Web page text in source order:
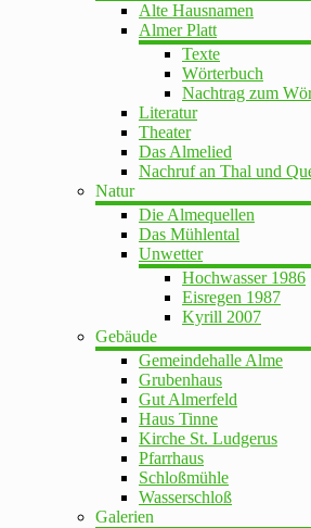
Alte Hausnamen
Almer Platt
Texte
Wörterbuch
Nachtrag zum
Literatur
Theater
Das Almelied
Nachruf an Thal und
Natur
Die Almequellen
Das Mühlental
Unwetter
Hochwasser 1986
Eisregen 1987
Kyrill 2007
Gebäude
Gemeindehalle Alme
Grubenhaus
Gut Almerfeld
Haus Tinne
Kirche St. Ludgerus
Pfarrhaus
Schloßmühle
Wasserschloß
Galerien